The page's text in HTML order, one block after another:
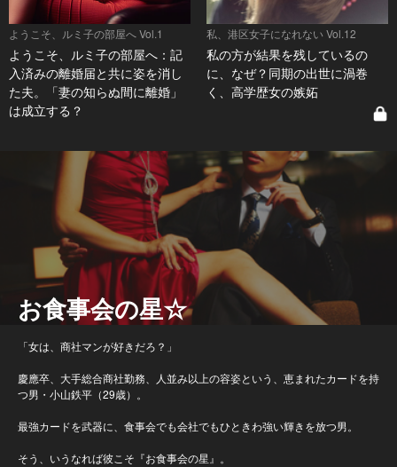
ようこそ、ルミ子の部屋へ Vol.1
ようこそ、ルミ子の部屋へ：記
入済みの離婚届と共に姿を消し
た夫。「妻の知らぬ間に離婚」
は成立する？
私、港区女子になれない Vol.12
私の方が結果を残しているの
に、なぜ？同期の出世に渦巻
く、高学歴女の嫉妬
お食事会の星☆
「女は、商社マンが好きだろ？」
慶應卒、大手総合商社勤務、人並み以上の容姿という、恵まれたカードを持
つ男・小山鉄平（29歳）。
最強カードを武器に、食事会でも会社でもひときわ強い輝きを放つ男。
そう、いうなれば彼こそ『お食事会の星』。